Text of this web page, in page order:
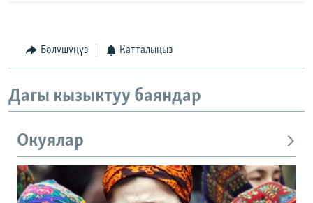
Бөлүшүңүз Катталыңыз
Дагы кызыктуу баяндар
Окуялар